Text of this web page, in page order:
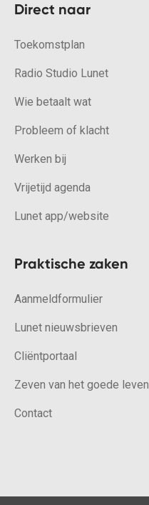
Direct naar
Toekomstplan
Radio Studio Lunet
Wie betaalt wat
Probleem of klacht
Werken bij
Vrijetijd agenda
Lunet app/website
Praktische zaken
Aanmeldformulier
Lunet nieuwsbrieven
Cliëntportaal
Zeven van het goede leven
Contact